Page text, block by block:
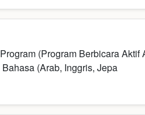
(Program Berbicara Aktif
(Arab, Inggris, Jepa